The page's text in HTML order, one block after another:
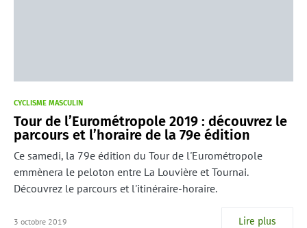
CYCLISME MASCULIN
Tour de l’Eurométropole 2019 : découvrez le
parcours et l’horaire de la 79e édition
Ce samedi, la 79e édition du Tour de l'Eurométropole
emmènera le peloton entre La Louvière et Tournai.
Découvrez le parcours et l'itinéraire-horaire.
3 octobre 2019 Lire plus